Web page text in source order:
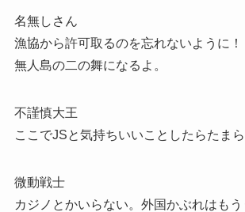
名無しさん
漁協から許可取るのを忘れないように！
無人島の二の舞になるよ。
不謹慎大王
ここでJSと気持ちいいことしたらたま
微動戦士
カジノとかいらない。外国かぶれはもう